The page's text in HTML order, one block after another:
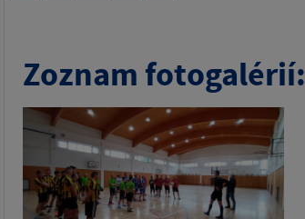
Zoznam fotogalérií: